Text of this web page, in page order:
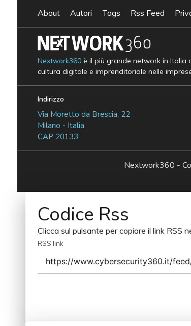
About Autori Tags Rss Feed
Nextwork360è il più grande network in Italia
cultura digitale e imprenditoriale nelle
Indirizzo
Via Moretto da Brescia, 22
Milano - Italia
CAP 20133
Nextwork360 -
Codice Rss
Clicca sul pulsante per copiare il link RSS
RSS link